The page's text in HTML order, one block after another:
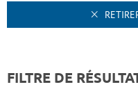
FILTRE DE